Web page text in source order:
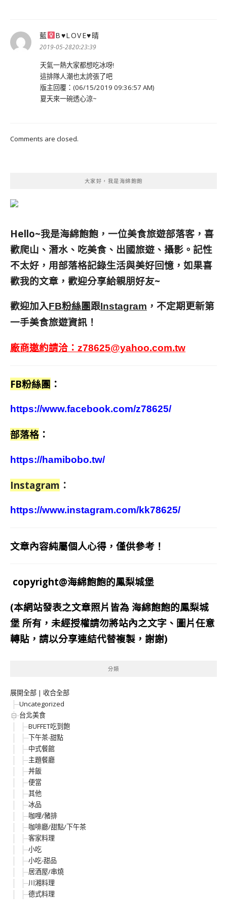
藍 Β♥LOVE♥晴
2019-05-2820:23:39
天氣一熱大家都想吃冰呀!
這排隊人潮也太誇張了吧
版主回覆：(06/15/2019 09:36:57 AM)
夏天來一碗透心涼~
Comments are closed.
大家好，我是海綿飽飽
Hello~我是海綿飽飽，一位美食旅遊部落客， 喜
歡爬山、潛水、吃美食、出國旅遊、攝影。 記性
不太好，用部落格記錄生活與美好回憶， 如果喜
歡我的文章，歡迎分享給親朋好友~
歡迎加入FB粉絲團跟Instagram ，不定期更新第
一手美食旅遊資訊！
廠商邀約請洽： z78625@yahoo.com.tw
FB粉絲團 ：
https://www.facebook.com/z78625/
部落格 ：
https://hamibobo.tw/
Instagram ：
https://www.instagram.com/kk78625/
文章內容純屬個人心得，僅供參考！
copyright@海綿飽飽的鳳梨城堡
(本網站發表之文章照片皆為 海綿飽飽的鳳梨城
堡 所有，未經授權請勿將站內之文字、圖片任意
轉貼，請以分享連結代替複製，謝謝)
分類
展開全部 | 收合全部
Uncategorized
台北美食
BUFFET吃到飽
下午茶-甜點
中式餐館
主題餐廳
丼飯
便當
其他
冰品
咖哩/豬排
咖啡廳/甜點/下午茶
客家料理
小吃
小吃-甜品
居酒屋/串燒
川湘料理
德式料理